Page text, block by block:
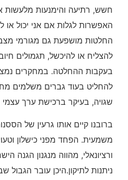
חשש, רתיעה והימנעות
האפשרות לגלות אם אני יכול או
החלטות מושפעת גם מגורמי
להצליח או להיכשל, תגמולים
בעקבות ההחלטה. במחקרים
להחליט בעוד גברים משלמים
שגויה, בעיקר ברכישת ערך
ברובנו קיים אותו גרעין של
משמעית. הפחד מפני כישלון
ורציונאלי, מהווה מנגנון הגנה
ניתנות לתיקון.היכן עובר